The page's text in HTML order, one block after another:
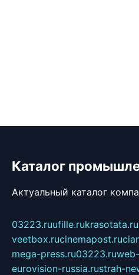
Каталог
Актуальный каталог
03223.ruufille.rukrasotata.ru
veetbox.rucinemapost.ru
mega-press.ru03223.ru
eurovision-russia.rustrah-